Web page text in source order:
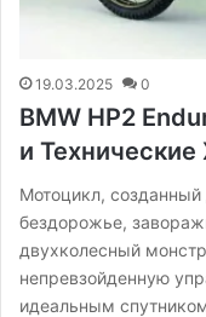
19.03.2025 0
BMW HP2
и
Мотоцикл,
бездорожье,
двухколесный
непревзойденную
идеальным